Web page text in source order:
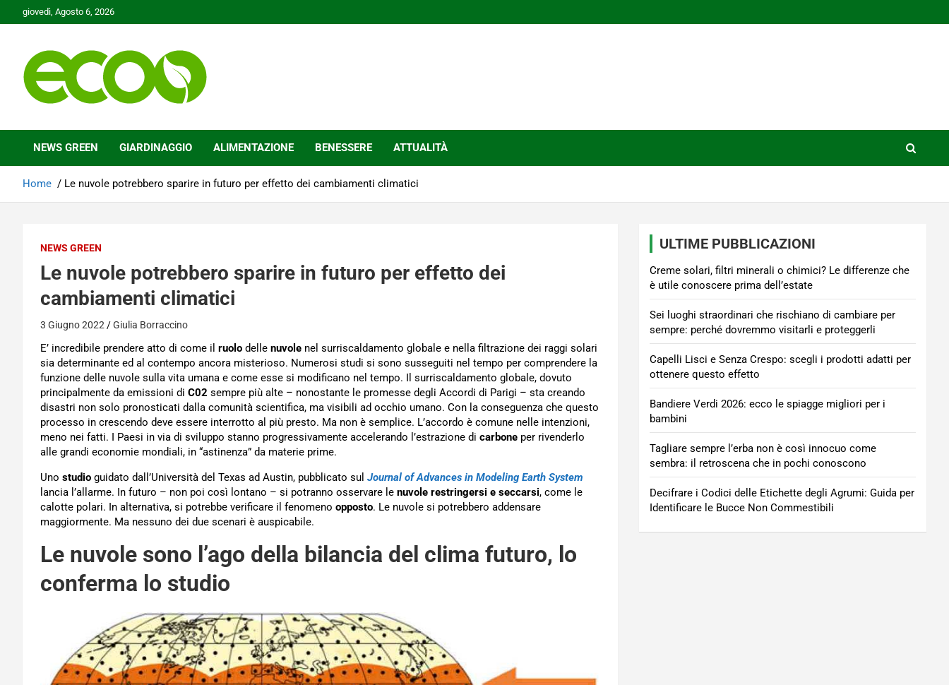
to
giovedì, Agosto 6, 2026
Ecoo.it
NEWS GREEN GIARDINAGGIO ALIMENTAZIONE BENESSERE ATTUALITÀ
Home Le nuvole potrebbero sparire in futuro per effetto dei cambiamenti climatici
NEWS GREEN
Le nuvole potrebbero sparire in futuro per effetto dei
cambiamenti climatici
3 Giugno 2022 Giulia Borraccino
E’ incredibile prendere atto di come il ruolo delle nuvole nel surriscaldamento globale e nella filtrazione dei raggi solari
sia determinante ed al contempo ancora misterioso. Numerosi studi si sono susseguiti nel tempo per comprendere la
funzione delle nuvole sulla vita umana e come esse si modificano nel tempo. Il surriscaldamento globale, dovuto
principalmente da emissioni di C02 sempre più alte – nonostante le promesse degli Accordi di Parigi – sta creando
disastri non solo pronosticati dalla comunità scientifica, ma visibili ad occhio umano. Con la conseguenza che questo
processo in crescendo deve essere interrotto al più presto. Ma non è semplice. L’accordo è comune nelle intenzioni,
meno nei fatti. I Paesi in via di sviluppo stanno progressivamente accelerando l’estrazione di carbone per rivenderlo
alle grandi economie mondiali, in “astinenza” da materie prime.
Uno studio guidato dall’Università del Texas ad Austin, pubblicato sul Journal of Advances in Modeling Earth System
lancia l’allarme. In futuro – non poi così lontano – si potranno osservare le nuvole restringersi e seccarsi, come le
calotte polari. In alternativa, si potrebbe verificare il fenomeno opposto. Le nuvole si potrebbero addensare
maggiormente. Ma nessuno dei due scenari è auspicabile.
Le nuvole sono l’ago della bilancia del clima futuro, lo
conferma lo studio
ULTIME PUBBLICAZIONI
Creme solari, filtri minerali o chimici? Le differenze che
è utile conoscere prima dell’estate
Sei luoghi straordinari che rischiano di cambiare per
sempre: perché dovremmo visitarli e proteggerli
Capelli Lisci e Senza Crespo: scegli i prodotti adatti per
ottenere questo effetto
Bandiere Verdi 2026: ecco le spiagge migliori per i
bambini
Tagliare sempre l’erba non è così innocuo come
sembra: il retroscena che in pochi conoscono
Decifrare i Codici delle Etichette degli Agrumi: Guida per
Identificare le Bucce Non Commestibili